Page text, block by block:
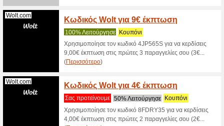
Webart.gr
100%
Ιδέες